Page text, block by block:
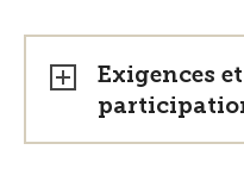
Exigences